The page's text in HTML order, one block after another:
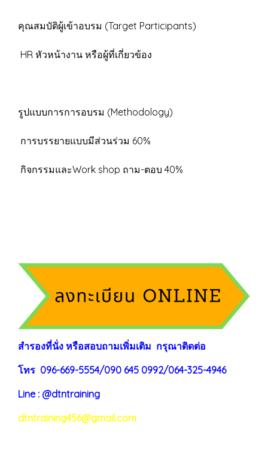
คุณสมบัติผู้เข้าอบรม (Target Participants)
HR หัวหน้างาน หรือผู้ที่เกี่ยวข้อง
รูปแบบการการอบรม (Methodology)
การบรรยายแบบมีส่วนร่วม 60%
กิจกรรมและWork shop ถาม-ตอบ 40%
สำรองที่นั่ง หรือสอบถามเพิ่มเติม กรุณาติดต่อ
โทร 096-669-5554/090 645 0992/064-325-4946
Line : @dtntraining
dtntraining456@gmail.com